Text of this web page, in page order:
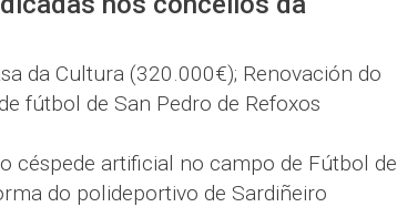
da Cultura (320.000€); Renovación do
fútbol de San Pedro de Refoxos
céspede artificial no campo de Fútbol de
do polideportivo de Sardiñeiro